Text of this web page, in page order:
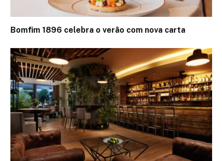
Bomfim 1896 celebra o verão com nova carta